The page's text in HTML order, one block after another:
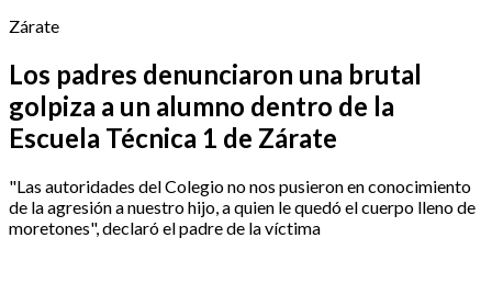
Zárate
Los padres denunciaron una brutal
golpiza a un alumno dentro de la
Escuela Técnica 1 de Zárate
"Las autoridades del Colegio no nos pusieron en conocimiento
de la agresión a nuestro hijo, a quien le quedó el cuerpo lleno de
moretones", declaró el padre de la víctima